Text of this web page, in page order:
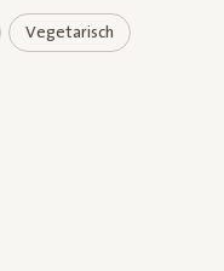
Vegetarisch